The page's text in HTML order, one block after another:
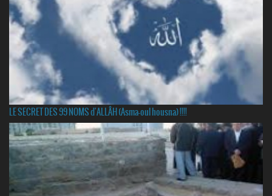
LE SECRET DES 99 NOMS d'ALLÂH (Asma-oul housna) !!!!